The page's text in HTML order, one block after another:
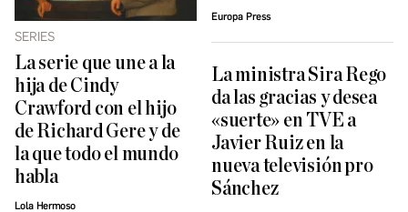
SERIES
La serie que une a la
hija de Cindy
Crawford con el hijo
de Richard Gere y de
la que todo el mundo
habla
Lola Hermoso
Europa Press
La ministra Sira Rego
da las gracias y desea
«suerte» en TVE a
Javier Ruiz en la
nueva televisión pro
Sánchez